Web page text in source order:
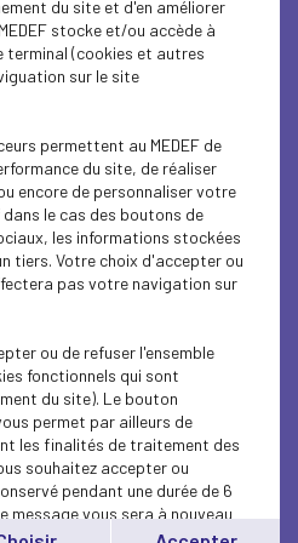
du site et d'en améliorer
stocke et/ou accède à
(cookies et autres
sur le site
permettent au MEDEF de
du site, de réaliser
encore de personnaliser votre
le cas des boutons de
les informations stockées
tiers. Votre choix d'accepter ou
pas votre navigation sur
ou de refuser l'ensemble
fonctionnels qui sont
du site). Le bouton
permet par ailleurs de
les finalités de traitement des
souhaitez accepter ou
pendant une durée de 6
message vous sera à nouveau